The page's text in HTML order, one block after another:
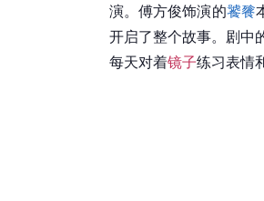
演。傅方俊饰演的饕餮
开启了整个故事。剧中
每天对着镜子练习表情